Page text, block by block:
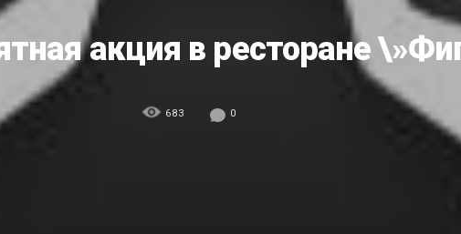
акция в ресторане
683 0